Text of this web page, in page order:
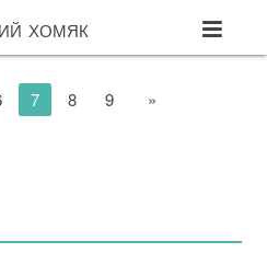
хомяк
7 8 9 »